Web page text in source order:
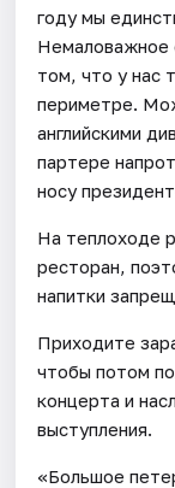
году мы
Немаловажное
том, что у нас
периметре.
английскими
партере
носу
На теплоходе
ресторан,
напитки
Приходите
чтобы потом
концерта и
выступления.
«Большое